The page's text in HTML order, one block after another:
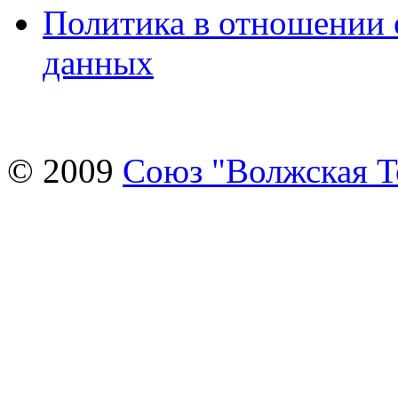
Политика в отношении
данных
© 2009 Союз "Волжская